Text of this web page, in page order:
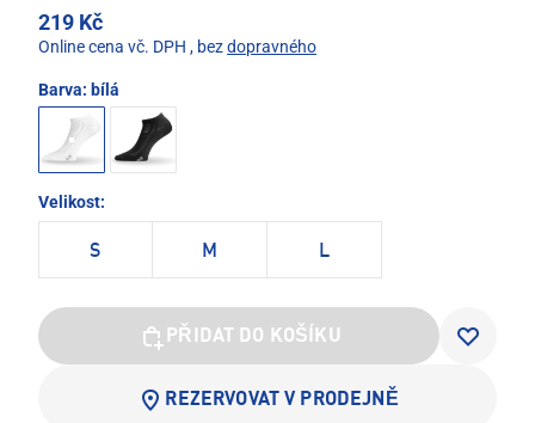
219 Kč
Online cena vč. DPH , bezdopravného
Barva: bílá
Velikost:
S M L
PŘIDAT DO KOŠÍKU
REZERVOVAT V PRODEJNĚ